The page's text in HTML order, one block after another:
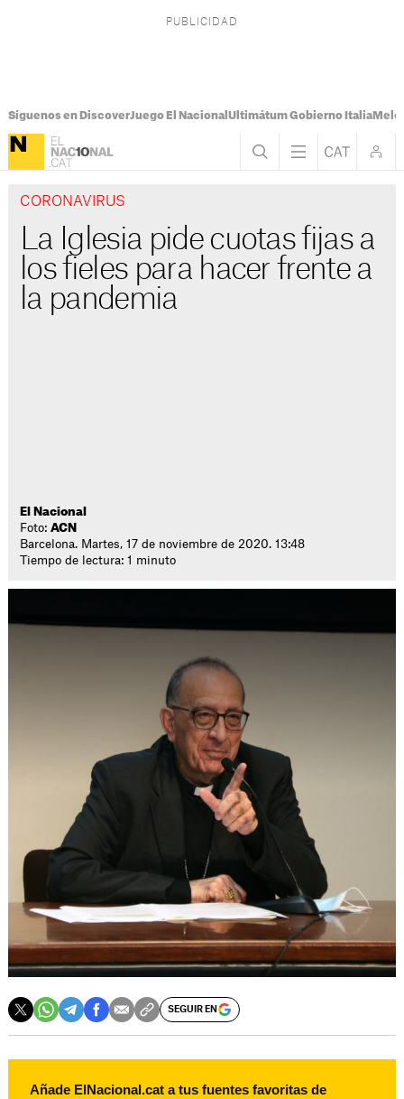
Síguenos en DiscoverJuego El Nacional Ultimátum Gobierno Italia
CORONAVIRUS
La Iglesia pide cuotas fijas a
los fieles para hacer frente a
la pandemia
El Nacional
Foto:ACN
Barcelona. Martes, 17 de noviembre de 2020. 13:48
Tiempo de lectura: 1 minuto
SEGUIR EN
Añade ElNacional.cat a tus fuentes favoritas de